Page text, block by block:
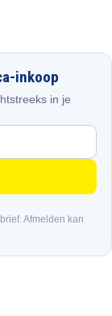
inkoop
in je
Afmelden kan